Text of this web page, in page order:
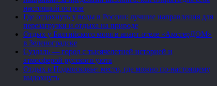
настоящий остров
Где отдохнуть у воды в России: лучшие направления для
перезагрузки и отдыха на природе
Отдых у Балтийского моря в апарт-отеле «АмстерДОМ»
в Зеленоградске
Суздаль — город с тысячелетней историей и
атмосферой русского уюта
Отдых в Подмосковье: место, где можно по-настоящему
выдохнуть